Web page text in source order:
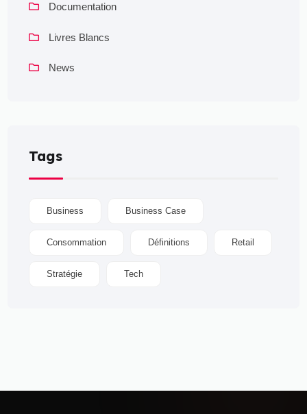
Documentation
Livres Blancs
News
Tags
Business Business Case
Consommation Définitions Retail
Stratégie Tech